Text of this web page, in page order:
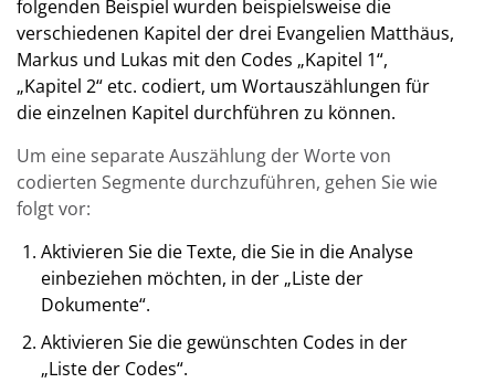
folgenden Beispiel wurden beispielsweise die
verschiedenen Kapitel der drei Evangelien Matthäus,
Markus und Lukas mit den Codes „Kapitel 1“,
„Kapitel 2“ etc. codiert, um Wortauszählungen für
die einzelnen Kapitel durchführen zu können.
Um eine separate Auszählung der Worte von
codierten Segmente durchzuführen, gehen Sie wie
folgt vor:
Aktivieren Sie die Texte, die Sie in die Analyse
einbeziehen möchten, in der „Liste der
Dokumente“.
Aktivieren Sie die gewünschten Codes in der
„Liste der Codes“.